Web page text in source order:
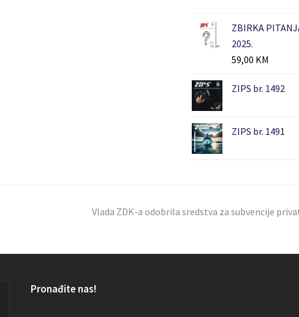
ZBIRKA
2025.
59,00 KM
ZIPS br. 1492
ZIPS br. 1491
Vlada ZDK-a odobrila sredstva za subvencije
Pronađite nas!